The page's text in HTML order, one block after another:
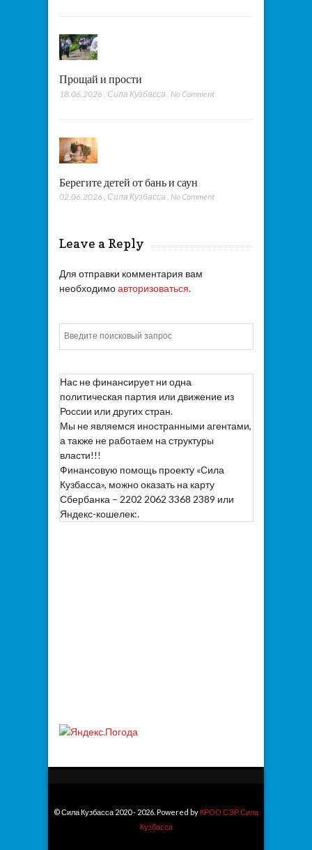
Прощай и прости
18.06.2026 Сила Кузбасса No Comment
Берегите детей от бань и саун
02.06.2026 , Сила Кузбасса , No Comment
Leave a Reply
Для отправки комментария вам
необходимоавторизоваться.
Нас не финансирует ни одна
политическая партия или движение из
России или других стран.
Мы не являемся иностранными агентами,
а также не работаем на структуры
власти!!!
Финансовую помощь проекту «Сила
Кузбасса», можно оказать на карту
Сбербанка – 2202 2062 3368 2389 или
Яндекс-кошелек:.
© Сила Кузбасса 2020 - 2026. Powered by КРОО СЭР Сила
Кузбасса